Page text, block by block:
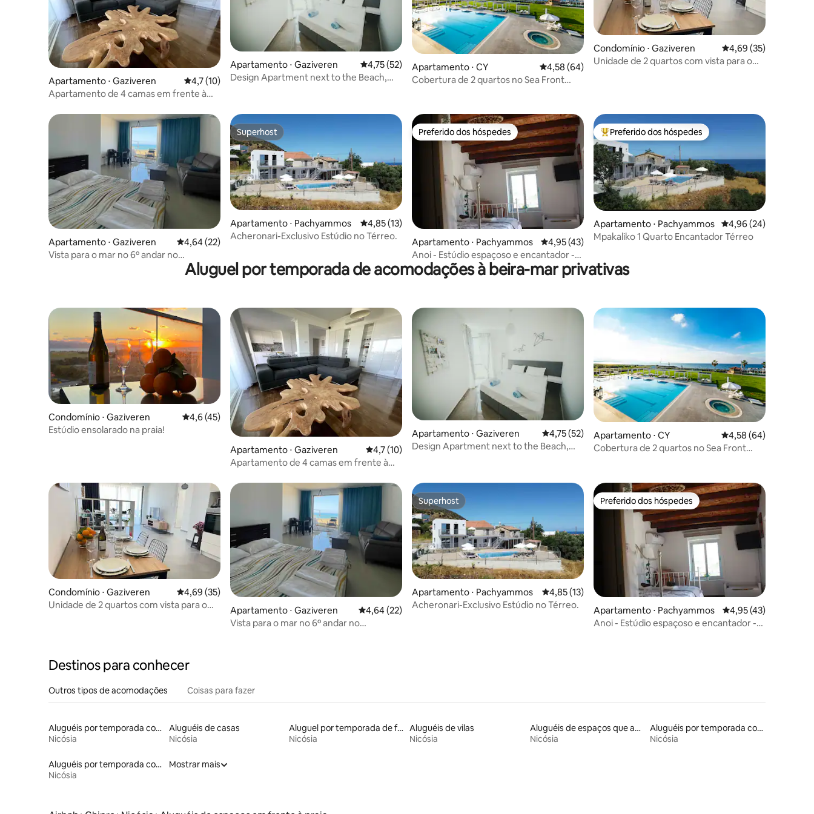
Apartamento ⋅ Gaziveren 4,7 de uma avaliação média de 5, 10 avaliações
4,7 (10)
Apartamento de 4 camas em frente à
Apartamento ⋅ Gaziveren 4,75 de uma avaliação média de 5, 52 avaliações
4,75 (52)
Design Apartment next to the Beach,
Apartamento ⋅ CY 4,58 de uma avaliação média de 5, 64 avaliações
4,58 (64)
Cobertura de 2 quartos no Sea Front
Condomínio ⋅ Gaziveren 4,69 de uma
4,69 (35)
Unidade de 2 quartos com vista para o
Apartamento ⋅ Gaziveren 4,64 de uma avaliação média de 5, 22 avaliações
4,64 (22)
Vista para o mar no 6º andar no
Superhost
Superhost
Apartamento ⋅ Pachyammos 4,85 de uma avaliação média de 5, 13 avaliações
4,85 (13)
Acheronari-Exclusivo Estúdio no Térreo.
Preferido dos hóspedes
Preferido dos hóspedes
Apartamento ⋅ Pachyammos 4,95 de uma avaliação média de 5, 43 avaliações
4,95 (43)
Anoi - Estúdio espaçoso e encantador -
Piscina comum
Entre os melhores preferidos dos hóspedes
Preferido dos hóspedes
Apartamento ⋅ Pachyammos 4,96 de uma
4,96 (24)
Mpakaliko 1 Quarto Encantador Térreo
Aluguel por temporada de acomodações à beira-mar privativas
Condomínio ⋅ Gaziveren 4,6 de uma avaliação média de 5, 45 avaliações
4,6 (45)
Estúdio ensolarado na praia!
Apartamento ⋅ Gaziveren
4,7 de uma avaliação média de 5, 10 avaliações
4,7 (10)
Apartamento de 4 camas em frente à
Apartamento ⋅ Gaziveren 4,75 de uma avaliação média de 5, 52 avaliações
4,75 (52)
Design Apartment next to the Beach,
Apartamento ⋅ CY 4,58 de uma
4,58 (64)
Cobertura de 2 quartos no Sea Front
Condomínio ⋅ Gaziveren 4,69 de uma avaliação média de 5, 35 avaliações
4,69 (35)
Unidade de 2 quartos com vista para o
Apartamento ⋅ Gaziveren 4,64 de uma avaliação média de 5, 22 avaliações
4,64 (22)
Vista para o mar no 6º andar no
Superhost
Superhost
Apartamento ⋅ Pachyammos 4,85 de uma avaliação média de 5, 13 avaliações
4,85 (13)
Acheronari-Exclusivo Estúdio no Térreo.
Preferido dos hóspedes
Preferido dos hóspedes
Apartamento ⋅ Pachyammos 4,95 de uma
4,95 (43)
Anoi - Estúdio espaçoso e encantador -
Destinos para conhecer
Outros tipos de acomodações Coisas para fazer
Aluguéis por temporada com acesso ao lago
Nicósia
Aluguéis de casas
Nicósia
Aluguel por temporada de flats
Nicósia
Aluguéis de vilas
Nicósia
Aluguéis de espaços que aceitam animais de estimação
Nicósia
Aluguéis por temporada com acesso à praia
Nicósia
Aluguéis por temporada com banheira de hidromassagem
Nicósia
Mostrar mais